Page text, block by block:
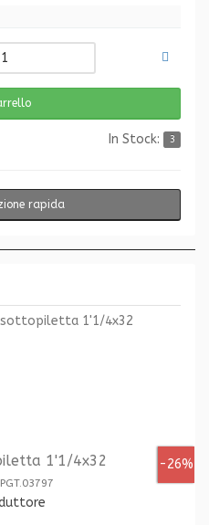
In Stock: 3
rapida
-26%
1'1/4x32